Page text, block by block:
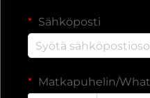
Sähköposti
Matkapuhelin/